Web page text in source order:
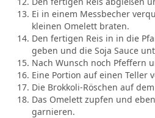
Ei in einem Messbecher
kleinen Omelett braten.
Den fertigen Reis in in die
geben und die Soja Sauce
Nach Wunsch noch Pfeffern
Eine Portion auf einen Teller
Die Brokkoli-Röschen auf
Das Omelett zupfen und
garnieren.